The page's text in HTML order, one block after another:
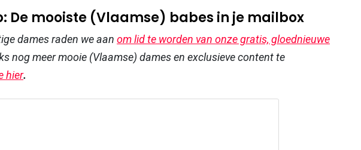
De mooiste (Vlaamse) babes in je mailbox
dames raden we aan om lid te worden van onze gratis, gloednieuwe
nog meer mooie (Vlaamse) dames en exclusieve content te
hier.